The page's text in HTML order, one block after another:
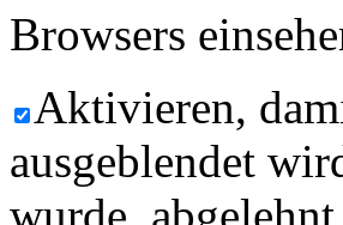
Browsers
Aktivieren,
ausgeblendet